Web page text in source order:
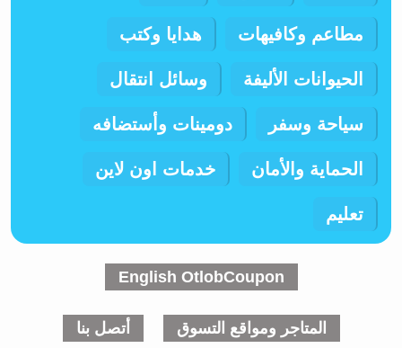
مطاعم وكافيهات هدايا وكتب
الحيوانات الأليفة وسائل انتقال
سياحة وسفر دومينات وأستضافه
الحماية والأمان خدمات اون لاين
تعليم
English OtlobCoupon
المتاجر ومواقع التسوق أتصل بنا